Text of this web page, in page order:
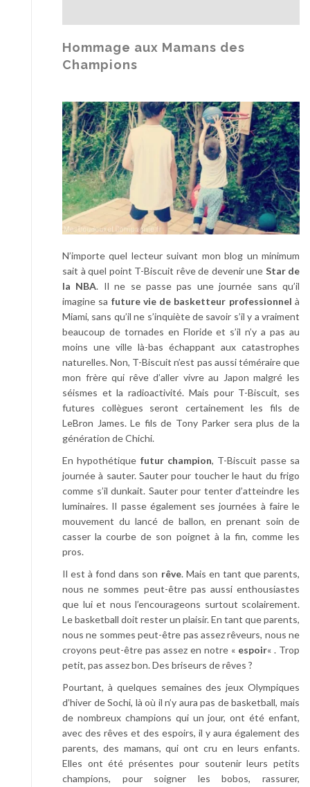
i
m
n
Hommage aux Mamans des
Champions
N’importe quel lecteur suivant mon blog un minimum
sait à quel point T-Biscuit rêve de devenir une Star de
la NBA. Il ne se passe pas une journée sans qu’il
imagine sa future vie de basketteur professionnel à
Miami, sans qu’il ne s’inquiète de savoir s’il y a vraiment
beaucoup de tornades en Floride et s’il n’y a pas au
moins une ville là-bas échappant aux catastrophes
naturelles. Non, T-Biscuit n’est pas aussi téméraire que
mon frère qui rêve d’aller vivre au Japon malgré les
séismes et la radioactivité. Mais pour T-Biscuit, ses
futures collègues seront certainement les fils de
LeBron James. Le fils de Tony Parker sera plus de la
génération de Chichi.
En hypothétique futur champion, T-Biscuit passe sa
journée à sauter. Sauter pour toucher le haut du frigo
comme s’il dunkait. Sauter pour tenter d’atteindre les
luminaires. Il passe également ses journées à faire le
mouvement du lancé de ballon, en prenant soin de
casser la courbe de son poignet à la fin, comme les
pros.
Il est à fond dans son rêve. Mais en tant que parents,
nous ne sommes peut-être pas aussi enthousiastes
que lui et nous l’encourageons surtout scolairement.
Le basketball doit rester un plaisir. En tant que parents,
nous ne sommes peut-être pas assez rêveurs, nous ne
croyons peut-être pas assez en notre « espoir« . Trop
petit, pas assez bon. Des briseurs de rêves ?
Pourtant, à quelques semaines des jeux Olympiques
d’hiver de Sochi, là où il n’y aura pas de basketball, mais
de nombreux champions qui un jour, ont été enfant,
avec des rêves et des espoirs, il y aura également des
parents, des mamans, qui ont cru en leurs enfants.
Elles ont été présentes pour soutenir leurs petits
champions, pour soigner les bobos, rassurer,